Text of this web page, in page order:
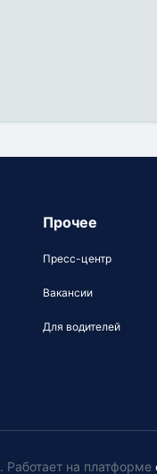
Прочее
Пресс-центр
Вакансии
Для водителей
. Работает на платформе